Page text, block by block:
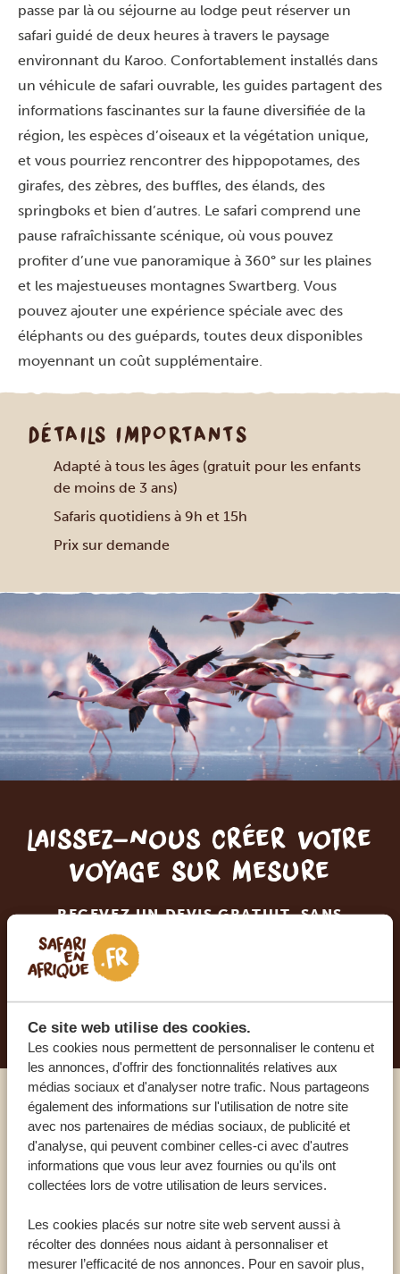
Ce site web utilise des cookies.
Les cookies nous permettent de personnaliser le contenu et
les annonces, d'offrir des fonctionnalités relatives aux
médias sociaux et d'analyser notre trafic. Nous partageons
également des informations sur l'utilisation de notre site
avec nos partenaires de médias sociaux, de publicité et
d'analyse, qui peuvent combiner celles-ci avec d'autres
informations que vous leur avez fournies ou qu'ils ont
collectées lors de votre utilisation de leurs services.
Les cookies placés sur notre site web servent aussi à
récolter des données nous aidant à personnaliser et
mesurer l’efficacité de nos annonces. Pour en savoir plus,
passe par là ou séjourne au lodge peut réserver un
safari guidé de deux heures à travers le paysage
environnant du Karoo. Confortablement installés dans
un véhicule de safari ouvrable, les guides partagent des
informations fascinantes sur la faune diversifiée de la
région, les espèces d’oiseaux et la végétation unique,
et vous pourriez rencontrer des hippopotames, des
girafes, des zèbres, des buffles, des élands, des
springboks et bien d’autres. Le safari comprend une
pause rafraîchissante scénique, où vous pouvez
profiter d’une vue panoramique à 360° sur les plaines
et les majestueuses montagnes Swartberg. Vous
pouvez ajouter une expérience spéciale avec des
éléphants ou des guépards, toutes deux disponibles
moyennant un coût supplémentaire.
DÉTAILS IMPORTANTS
Adapté à tous les âges (gratuit pour les enfants
de moins de 3 ans)
Safaris quotidiens à 9h et 15h
Prix sur demande
Laissez-nous créer votre
voyage sur mesure
RECEVEZ UN DEVIS GRATUIT, SANS
PLANIFIEZ VOTRE AVENTURE
Appelez un expert
NOS SPÉCIALISTES SONT LÀ POUR VOUS
FR: +33 2 57 88 00 88